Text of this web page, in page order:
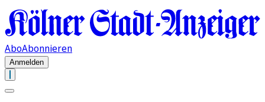
AboAbonnieren
Anmelden